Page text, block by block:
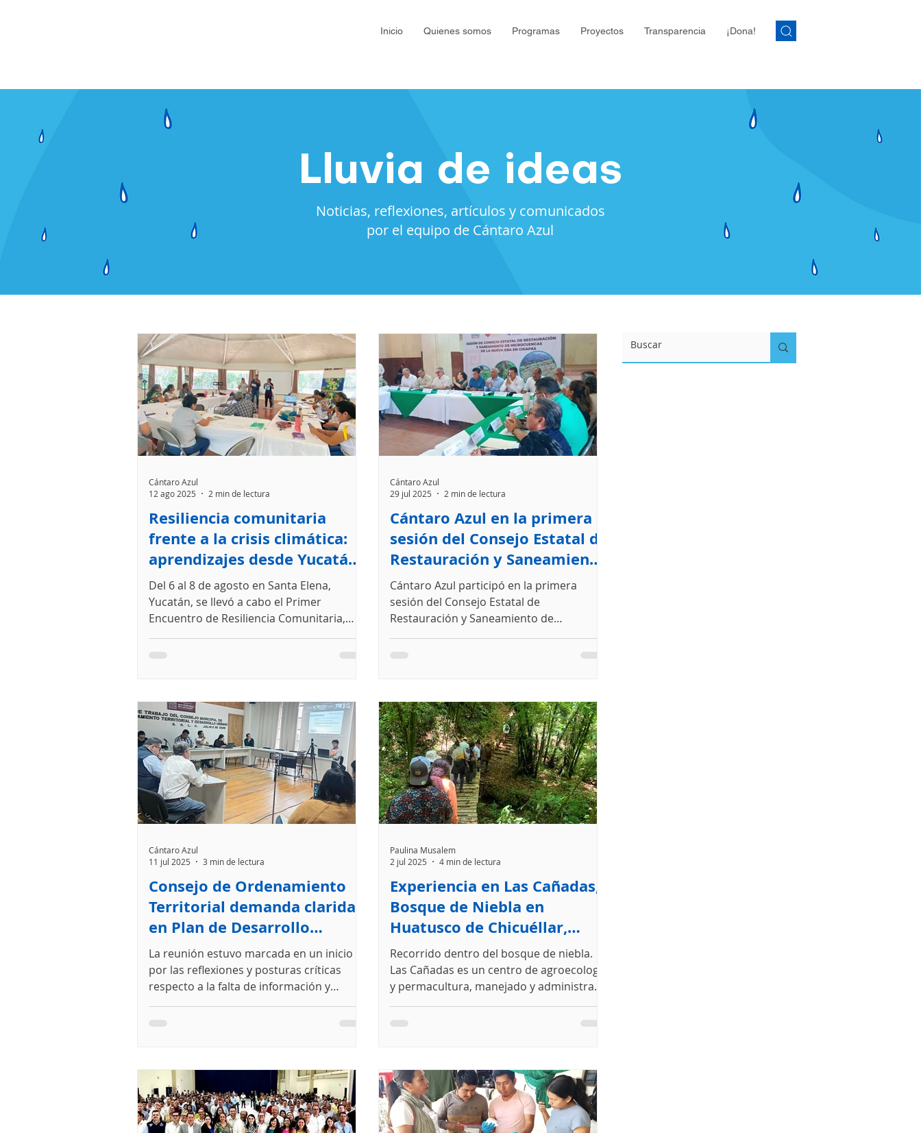
Inicio Quienes somos Programas Proyectos Transparencia ¡Dona!
Lluvia de ideas
Noticias, reflexiones, artículos y comunicados
por el equipo de Cántaro Azul
Resiliencia comunitaria
frente a la crisis climática:
aprendizajes desde Yucatán
y Chiapas
Del 6 al 8 de agosto en Santa Elena,
Yucatán, se llevó a cabo el Primer
Encuentro de Resiliencia Comunitaria,
reuniendo a organizaciones de la
Península de Yucatán y Los Altos de
Cántaro Azul
12 ago 2025
2 min de lectura
Cántaro Azul en la primera
sesión del Consejo Estatal de
Restauración y Saneamiento
de Microcuencas en Chiapas
Cántaro Azul participó en la primera
sesión del Consejo Estatal de
Restauración y Saneamiento de
Microcuencas en Chiapas. Conoce los
avances, actores clave y el lanzamiento de
Cántaro Azul
29 jul 2025
2 min de lectura
Consejo de Ordenamiento
Territorial demanda claridad
en Plan de Desarrollo
Urbano de San Cristóbal
La reunión estuvo marcada en un inicio
por las reflexiones y posturas críticas
respecto a la falta de información y
elementos necesarios para una adecuada
toma de decisiones por parte del Consejo
Cántaro Azul
11 jul 2025
3 min de lectura
Experiencia en Las Cañadas,
Bosque de Niebla en
Huatusco de Chicuéllar,
Veracruz
Recorrido dentro del bosque de niebla.
Las Cañadas es un centro de agroecología
y permacultura, manejado y administrado
por 22 socios que...
Paulina Musalem
2 jul 2025
4 min de lectura